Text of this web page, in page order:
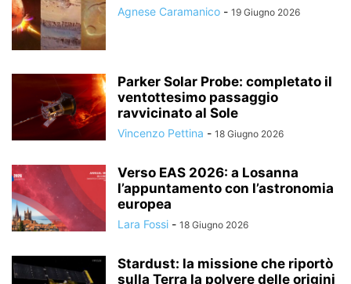
Agnese Caramanico - 19 Giugno 2026
Parker Solar Probe: completato il
ventottesimo passaggio
ravvicinato al Sole
Vincenzo Pettina - 18 Giugno 2026
Verso EAS 2026: a Losanna
l’appuntamento con l’astronomia
europea
Lara Fossi - 18 Giugno 2026
Stardust: la missione che riportò
sulla Terra la polvere delle origini